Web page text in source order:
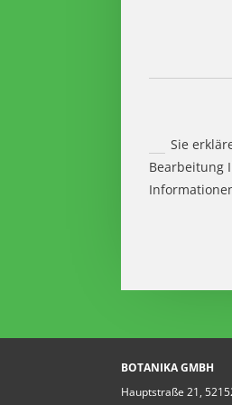
Sie
Bearbeitung
BOTANIKA GMBH
Hauptstraße 21,